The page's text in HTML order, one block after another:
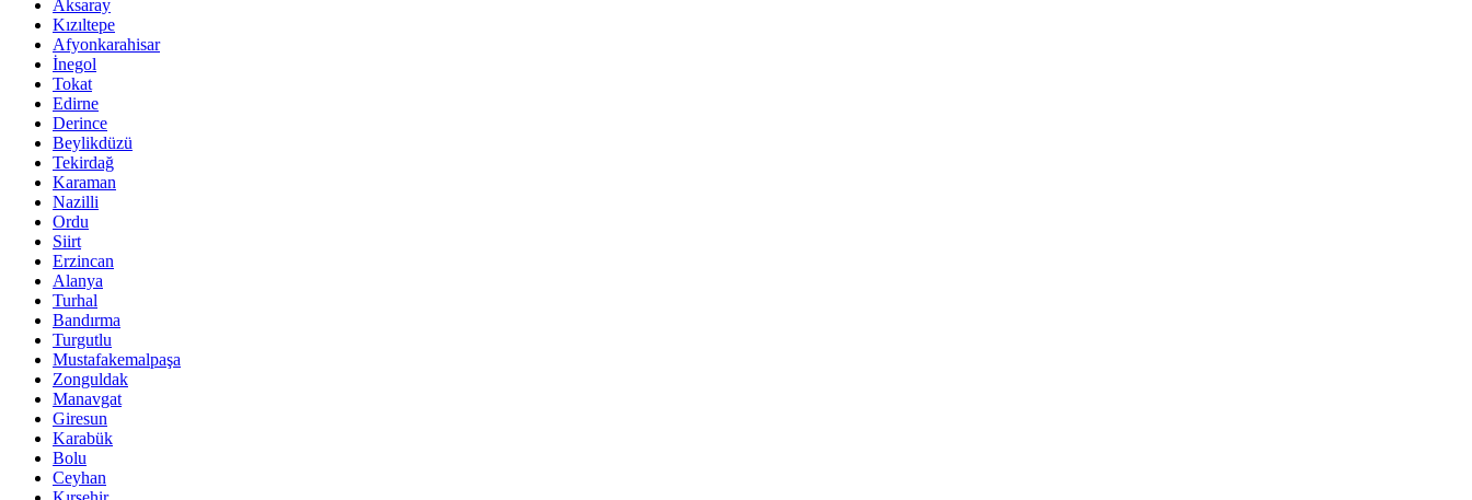
Aksaray
Kızıltepe
Afyonkarahisar
İnegol
Tokat
Edirne
Derince
Beylikdüzü
Tekirdağ
Karaman
Nazilli
Ordu
Siirt
Erzincan
Alanya
Turhal
Bandırma
Turgutlu
Mustafakemalpaşa
Zonguldak
Manavgat
Giresun
Karabük
Bolu
Ceyhan